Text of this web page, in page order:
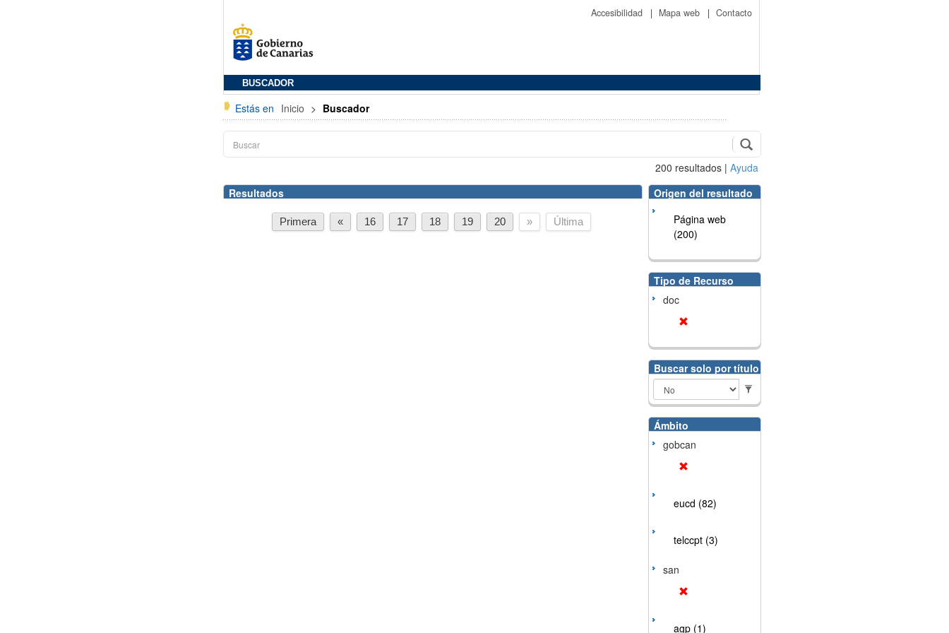
Accesibilidad | Mapa web | Contacto
BUSCADOR
Estás en Inicio > Buscador
200 resultados | Ayuda
Resultados
Primera « 16 17 18 19 20 » Última
Origen del resultado
Página web
(200)
Tipo de Recurso
doc
Buscar solo por título
Ámbito
gobcan
eucd (82)
telccpt (3)
san
agp (1)